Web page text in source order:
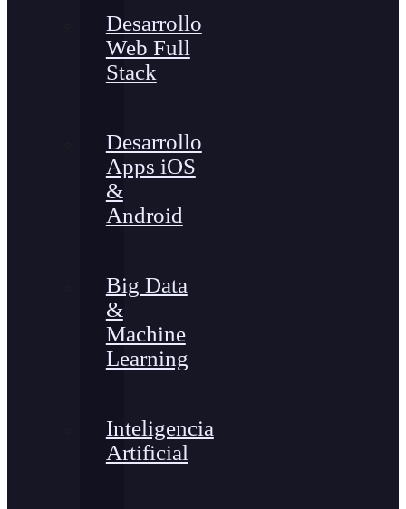
Desarrollo
Web Full
Stack
Desarrollo
Apps iOS
&
Android
Big Data
&
Machine
Learning
Inteligencia
Artificial